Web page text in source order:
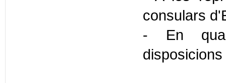
consulars
- En